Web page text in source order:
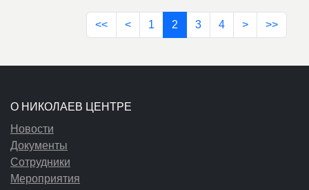
<< < 1 2 3 4 > >>
О НИКОЛАЕВ ЦЕНТРЕ
Новости
Документы
Сотрудники
Мероприятия